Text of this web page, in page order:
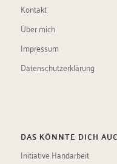
Kontakt
Über mich
Impressum
Datenschutzerklärung
DAS KÖNNTE DICH
Initiative Handarbeit